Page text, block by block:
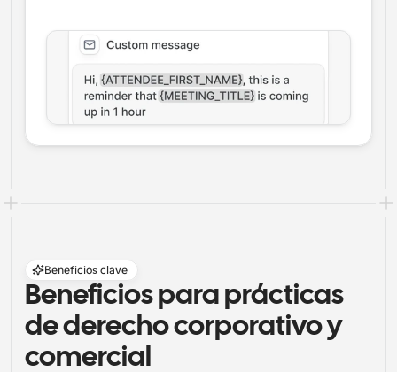
Beneficios clave
Beneficios para prácticas
de derecho corporativo y
comercial